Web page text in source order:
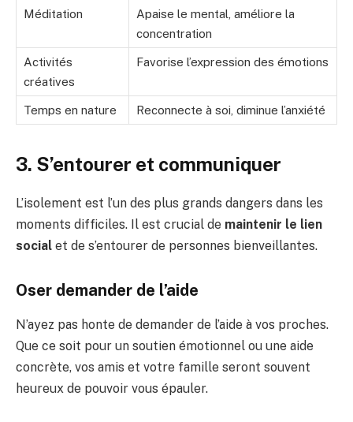
Méditation
Apaise le mental, améliore la
concentration
Activités
créatives
Favorise l’expression des émotions
Temps en nature Reconnecte à soi, diminue l’anxiété
3. S’entourer et communiquer
L’isolement est l’un des plus grands dangers dans les
moments difficiles. Il est crucial de maintenir le lien
social et de s’entourer de personnes bienveillantes.
Oser demander de l’aide
N’ayez pas honte de demander de l’aide à vos proches.
Que ce soit pour un soutien émotionnel ou une aide
concrète, vos amis et votre famille seront souvent
heureux de pouvoir vous épauler.